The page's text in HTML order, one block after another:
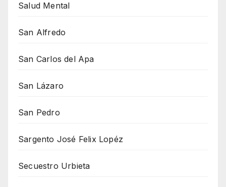
Salud Mental
San Alfredo
San Carlos del Apa
San Lázaro
San Pedro
Sargento José Felix Lopéz
Secuestro Urbieta